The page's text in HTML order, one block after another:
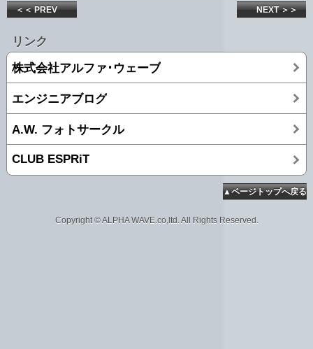
＜＜ PREV NEXT ＞＞
リンク
株式会社アルファ･ウェーブ
エンジニアブログ
A.W. フォトサークル
CLUB ESPRiT
▲ページトップへ戻る
Copyright © ALPHA WAVE.co,ltd. All Rights Reserved.